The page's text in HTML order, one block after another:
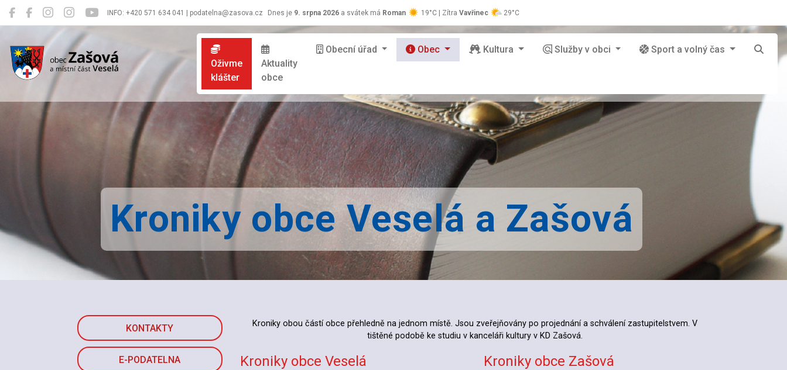
INFO: +420 571 634 041 | podatelna@zasova.cz Dnes je 9. srpna 2026 a svátek má Roman 19°C | Zítra Vavřinec 29°C
Zašová
Oživme
klášter
Aktuality
obce
Obecní úřad Obec Kultura Služby v obci Sport a volný čas
Kroniky obce Veselá a Zašová
KONTAKTY
E-PODATELNA
Kroniky obou částí obce přehledně na jednom místě. Jsou zveřejňovány po projednání a schválení zastupitelstvem. V
tištěné podobě ke studiu v kanceláři kultury v KD Zašová.
Kroniky obce Veselá Kroniky obce Zašová